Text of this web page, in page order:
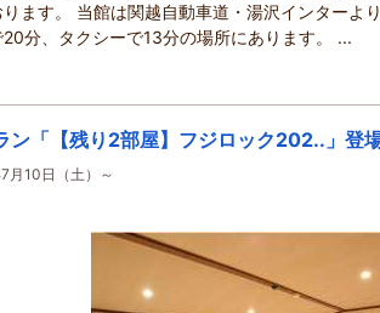
ります。 当館は関越自動車道・湯沢インターよ
分、タクシーで13分の場所にあります。 ...
ン「【残り2部屋】フジロック202..」登
月10日（土）～